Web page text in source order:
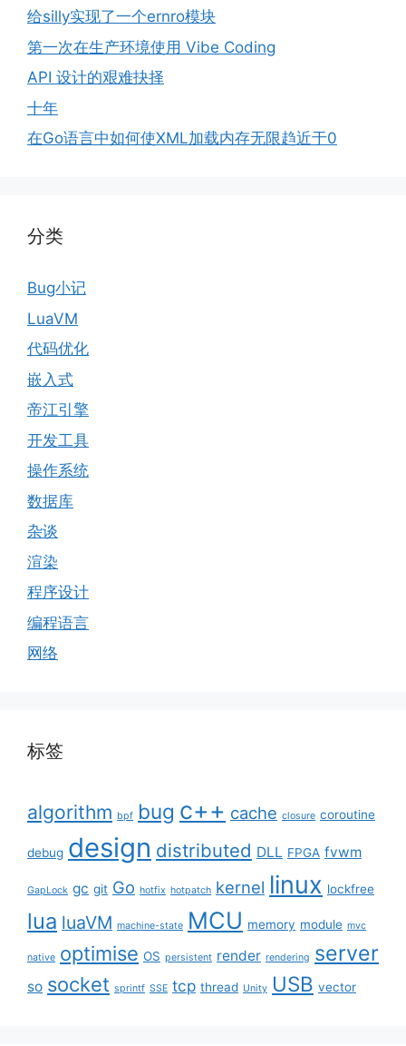
给silly实现了一个ernro模块
第一次在生产环境使用 Vibe Coding
API 设计的艰难抉择
十年
在Go语言中如何使XML加载内存无限趋近于0
分类
Bug小记
LuaVM
代码优化
嵌入式
帝江引擎
开发工具
操作系统
数据库
杂谈
渲染
程序设计
编程语言
网络
标签
algorithm bpf bug c++ cache closure coroutine
debug design distributed DLL FPGA fvwm
GapLock gc git Go hotfix hotpatch kernel linux lockfree
lua luaVM machine-state MCU memory module mvc
native optimise OS persistent render rendering server
so socket sprintf SSE tcp thread Unity USB vector